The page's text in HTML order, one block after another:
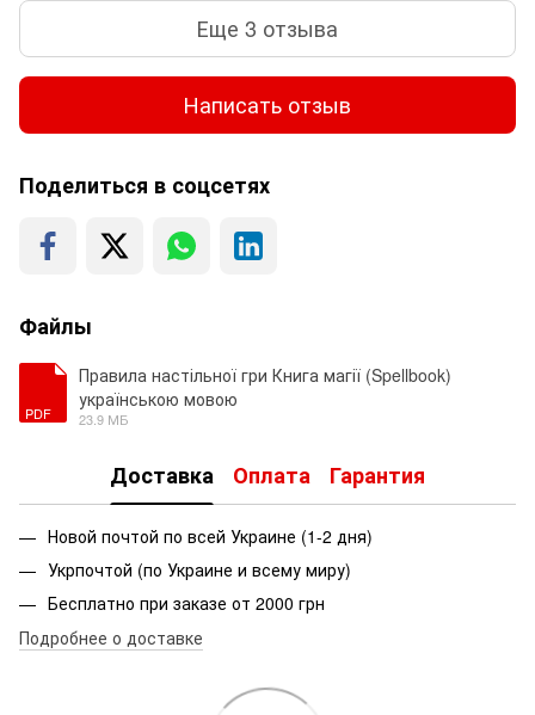
Еще 3 отзыва
Написать отзыв
Поделиться в соцсетях
Файлы
PDF
Правила настільної гри Книга магії (Spellbook)
українською мовою
23.9 МБ
Доставка Оплата Гарантия
Новой почтой по всей Украине (1-2 дня)
Укрпочтой (по Украине и всему миру)
Бесплатно при заказе от 2000 грн
Подробнее о доставке